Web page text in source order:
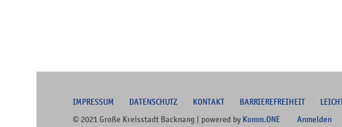
IMPRESSUM DATENSCHUTZ KONTAKT BARRIEREFREIHEIT L
© 2021 Große Kreisstadt Backnang | powered by Komm.ONE Anmelden